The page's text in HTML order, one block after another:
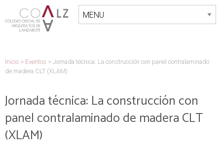
Inicio > Eventos > Jornada técnica: La construcción con panel contralaminado
de madera CLT (XLAM)
Jornada técnica: La construcción con
panel contralaminado de madera CLT
(XLAM)